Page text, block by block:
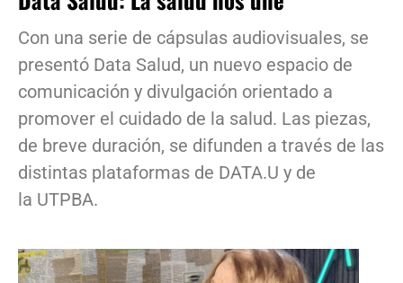
Con una serie de cápsulas audiovisuales, se
presentó Data Salud, un nuevo espacio de
comunicación y divulgación orientado a
promover el cuidado de la salud. Las piezas,
de breve duración, se difunden a través de las
distintas plataformas de DATA.U y de
la UTPBA.